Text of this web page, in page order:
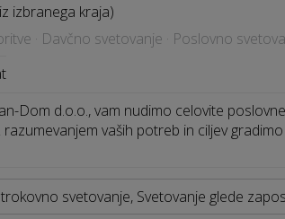
izbranega kraja)
· Davčno svetovanje · Poslovno
Dom d.o.o., vam nudimo celovite
vaših potreb in ciljev
svetovanje, Svetovanje glede